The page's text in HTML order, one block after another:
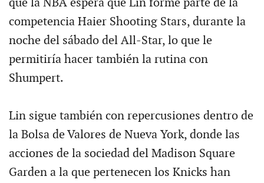
que la NBA espera que Lin forme parte de la
competencia Haier Shooting Stars, durante la
noche del sábado del All-Star, lo que le
permitiría hacer también la rutina con
Shumpert.
Lin sigue también con repercusiones dentro de
la Bolsa de Valores de Nueva York, donde las
acciones de la sociedad del Madison Square
Garden a la que pertenecen los Knicks han